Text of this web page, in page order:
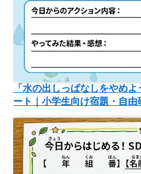
「水の出しっぱなしをやめ
ート｜小学生向け宿題・自由